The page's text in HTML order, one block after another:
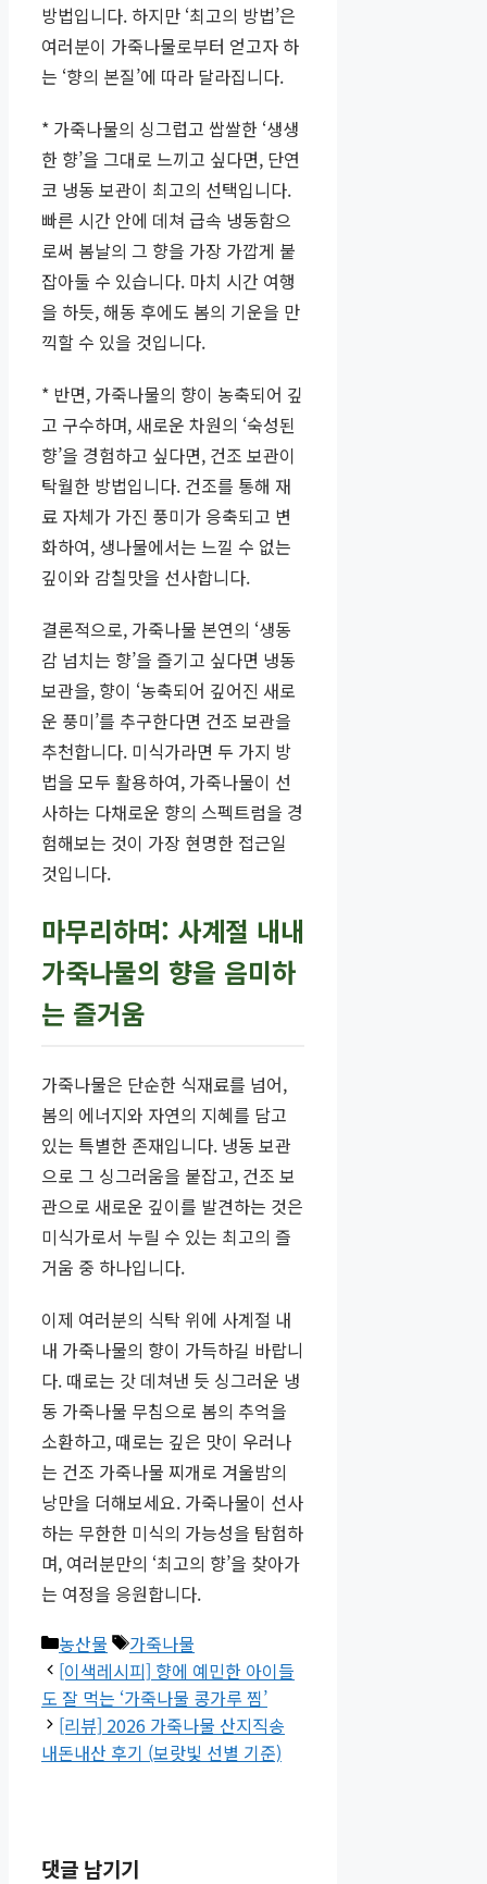
방법입니다. 하지만 ‘최고의 방법’은
여러분이 가죽나물로부터 얻고자 하
는 ‘향의 본질’에 따라 달라집니다.
* 가죽나물의 싱그럽고 쌉쌀한 ‘생생
한 향’을 그대로 느끼고 싶다면, 단연
코 냉동 보관이 최고의 선택입니다.
빠른 시간 안에 데쳐 급속 냉동함으
로써 봄날의 그 향을 가장 가깝게 붙
잡아둘 수 있습니다. 마치 시간 여행
을 하듯, 해동 후에도 봄의 기운을 만
끽할 수 있을 것입니다.
* 반면, 가죽나물의 향이 농축되어 깊
고 구수하며, 새로운 차원의 ‘숙성된
향’을 경험하고 싶다면, 건조 보관이
탁월한 방법입니다. 건조를 통해 재
료 자체가 가진 풍미가 응축되고 변
화하여, 생나물에서는 느낄 수 없는
깊이와 감칠맛을 선사합니다.
결론적으로, 가죽나물 본연의 ‘생동
감 넘치는 향’을 즐기고 싶다면 냉동
보관을, 향이 ‘농축되어 깊어진 새로
운 풍미’를 추구한다면 건조 보관을
추천합니다. 미식가라면 두 가지 방
법을 모두 활용하여, 가죽나물이 선
사하는 다채로운 향의 스펙트럼을 경
험해보는 것이 가장 현명한 접근일
것입니다.
마무리하며: 사계절 내내
가죽나물의 향을 음미하
는 즐거움
가죽나물은 단순한 식재료를 넘어,
봄의 에너지와 자연의 지혜를 담고
있는 특별한 존재입니다. 냉동 보관
으로 그 싱그러움을 붙잡고, 건조 보
관으로 새로운 깊이를 발견하는 것은
미식가로서 누릴 수 있는 최고의 즐
거움 중 하나입니다.
이제 여러분의 식탁 위에 사계절 내
내 가죽나물의 향이 가득하길 바랍니
다. 때로는 갓 데쳐낸 듯 싱그러운 냉
동 가죽나물 무침으로 봄의 추억을
소환하고, 때로는 깊은 맛이 우러나
는 건조 가죽나물 찌개로 겨울밤의
낭만을 더해보세요. 가죽나물이 선사
하는 무한한 미식의 가능성을 탐험하
며, 여러분만의 ‘최고의 향’을 찾아가
는 여정을 응원합니다.
카
테
고
리
농산물
태
그
가죽나물
[이색레시피] 향에 예민한 아이들
도 잘 먹는 ‘가죽나물 콩가루 찜’
[리뷰] 2026 가죽나물 산지직송
내돈내산 후기 (보랏빛 선별 기준)
댓글 남기기